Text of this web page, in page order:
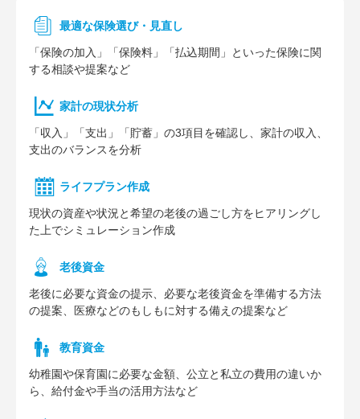
最適な保険選び・見直し
「保険の加入」「保険料」「払込期間」といった保険に関
する相談や提案など
家計の現状分析
「収入」「支出」「貯蓄」の3項目を確認し、家計の収入、
支出のバランスを分析
ライフプラン作成
現状の資産や状況と希望の老後の過ごし方をヒアリングし
た上でシミュレーション作成
⽼後資⾦
老後に必要な資金の提示、必要な老後資金を準備する方法
の提案、医療などのもしもに対する備えの提案など
教育資金
幼稚園や保育園に必要な⾦額、公⽴と私⽴の費⽤の違いか
ら、給付⾦や⼿当の活⽤⽅法など